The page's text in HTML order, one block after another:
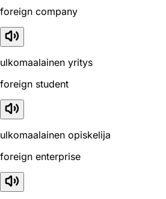
foreign company
ulkomaalainen yritys
foreign student
ulkomaalainen opiskelija
foreign enterprise